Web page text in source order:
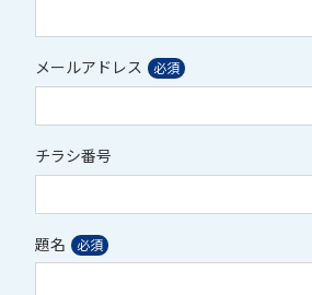
メールアドレス
チラシ番号
題名